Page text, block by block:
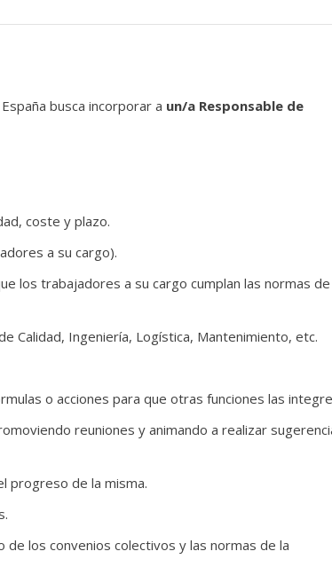
busca incorporar a un/a Responsable de
coste y plazo.
a su cargo).
los trabajadores a su cargo cumplan las normas de
Calidad, Ingeniería, Logística, Mantenimiento, etc.
o acciones para que otras funciones las
reuniones y animando a realizar
progreso de la misma.
los convenios colectivos y las normas de la